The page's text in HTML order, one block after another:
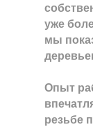
уже
мы
Опыт
резьбе